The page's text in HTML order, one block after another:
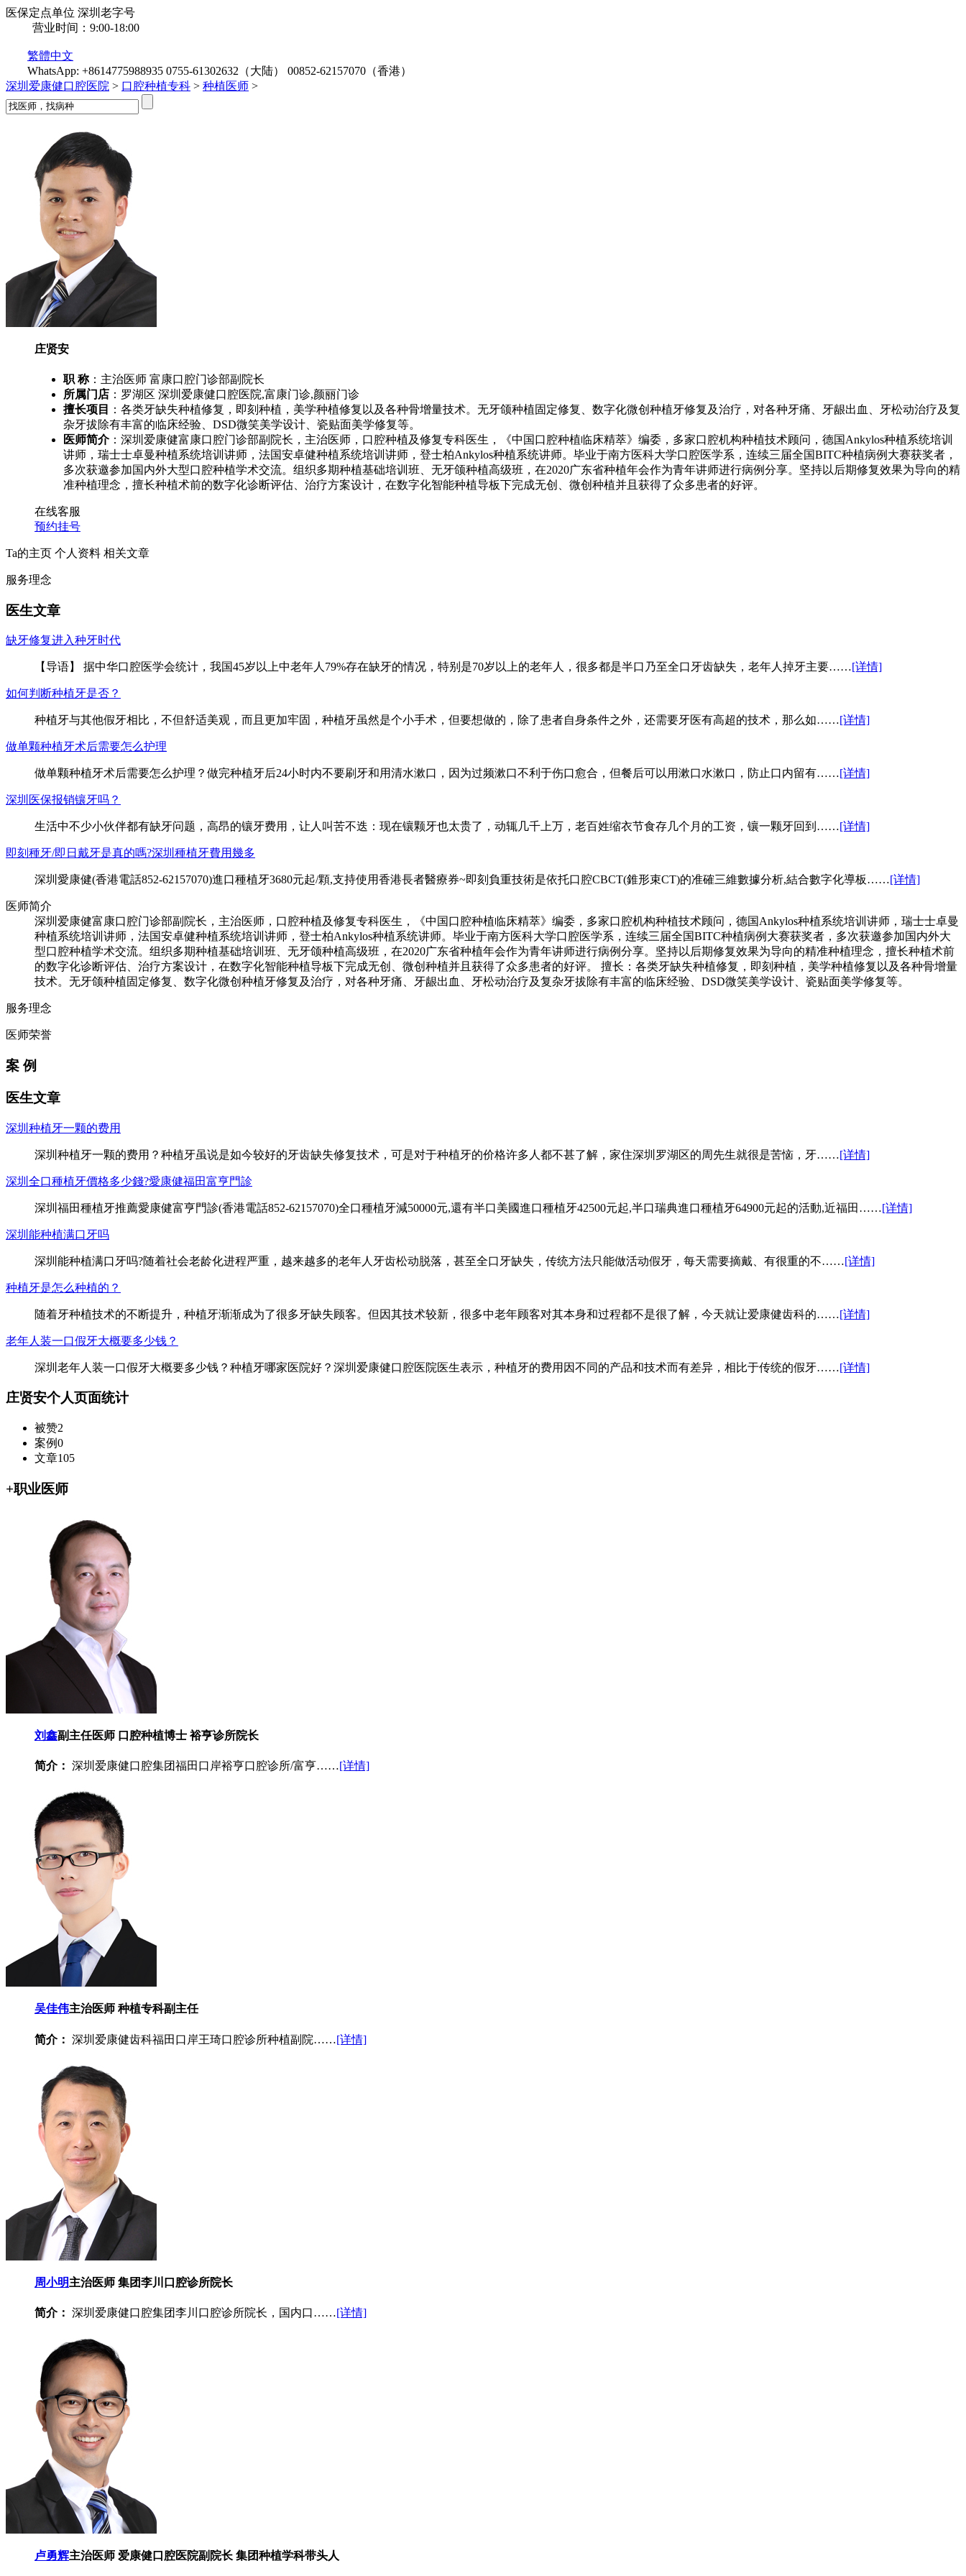
医保定点单位 深圳老字号
营业时间：9:00-18:00
繁體中文
WhatsApp: +8614775988935 0755-61302632（大陆）
00852-62157070（香港）
深圳爱康健口腔医院 > 口腔种植专科 > 种植医师 >
庄贤安
职 称：主治医师 富康口腔门诊部副院长
所属门店 ：罗湖区 深圳爱康健口腔医院,富康门诊,颜丽门诊
擅长项目
：各类牙缺失种植修复，即刻种植，美学种植修复以及各种骨增量技术。无牙颌种植固定修复、数字化微创种植牙修复及治疗，对各种牙痛、牙龈出血、牙松动治疗及复
杂牙拔除有丰富的临床经验、DSD微笑美学设计、瓷贴面美学修复等。
医师简介： 深圳爱康健富康口腔门诊部副院长，主治医师，口腔种植及修复专科医生，《中国口腔种植临床精萃》编委，多家口腔机构种植技术顾问，德国Ankylos种植系统培训
讲师，瑞士士卓曼种植系统培训讲师，法国安卓健种植系统培训讲师，登士柏Ankylos种植系统讲师。毕业于南方医科大学口腔医学系，连续三届全国BITC种植病例大赛获奖者，
多次获邀参加国内外大型口腔种植学术交流。组织多期种植基础培训班、无牙颌种植高级班，在2020广东省种植年会作为青年讲师进行病例分享。坚持以后期修复效果为导向的精
准种植理念，擅长种植术前的数字化诊断评估、治疗方案设计，在数字化智能种植导板下完成无创、微创种植并且获得了众多患者的好评。
在线客服
预约挂号
Ta的主页 个人资料 相关文章
服务理念
医生文章
缺牙修复进入种牙时代
【导语】 据中华口腔医学会统计，我国45岁以上中老年人79%存在缺牙的情况，特别是70岁以上的老年人，很多都是半口乃至全口牙齿缺失，老年人掉牙主要……[详情]
如何判断种植牙是否？
种植牙与其他假牙相比，不但舒适美观，而且更加牢固，种植牙虽然是个小手术，但要想做的，除了患者自身条件之外，还需要牙医有高超的技术，那么如……[详情]
做单颗种植牙术后需要怎么护理
做单颗种植牙术后需要怎么护理？做完种植牙后24小时内不要刷牙和用清水漱口，因为过频漱口不利于伤口愈合，但餐后可以用漱口水漱口，防止口内留有……[详情]
深圳医保报销镶牙吗？
生活中不少小伙伴都有缺牙问题，高昂的镶牙费用，让人叫苦不迭：现在镶颗牙也太贵了，动辄几千上万，老百姓缩衣节食存几个月的工资，镶一颗牙回到……[详情]
即刻種牙/即日戴牙是真的嗎?深圳種植牙費用幾多
深圳愛康健(香港電話852-62157070)進口種植牙3680元起/顆,支持使用香港長者醫療券~即刻負重技術是依托口腔CBCT(錐形束CT)的准確三維數據分析,結合數字化導板……[详情]
医师简介
深圳爱康健富康口腔门诊部副院长，主治医师，口腔种植及修复专科医生，《中国口腔种植临床精萃》编委，多家口腔机构种植技术顾问，德国Ankylos种植系统培训讲师，瑞士士卓曼
种植系统培训讲师，法国安卓健种植系统培训讲师，登士柏Ankylos种植系统讲师。毕业于南方医科大学口腔医学系，连续三届全国BITC种植病例大赛获奖者，多次获邀参加国内外大
型口腔种植学术交流。组织多期种植基础培训班、无牙颌种植高级班，在2020广东省种植年会作为青年讲师进行病例分享。坚持以后期修复效果为导向的精准种植理念，擅长种植术前
的数字化诊断评估、治疗方案设计，在数字化智能种植导板下完成无创、微创种植并且获得了众多患者的好评。 擅长：各类牙缺失种植修复，即刻种植，美学种植修复以及各种骨增量
技术。无牙颌种植固定修复、数字化微创种植牙修复及治疗，对各种牙痛、牙龈出血、牙松动治疗及复杂牙拔除有丰富的临床经验、DSD微笑美学设计、瓷贴面美学修复等。
服务理念
医师荣誉
案 例
医生文章
深圳种植牙一颗的费用
深圳种植牙一颗的费用？种植牙虽说是如今较好的牙齿缺失修复技术，可是对于种植牙的价格许多人都不甚了解，家住深圳罗湖区的周先生就很是苦恼，牙……[详情]
深圳全口種植牙價格多少錢?愛康健福田富亨門診
深圳福田種植牙推薦愛康健富亨門診(香港電話852-62157070)全口種植牙減50000元,還有半口美國進口種植牙42500元起,半口瑞典進口種植牙64900元起的活動,近福田……[详情]
深圳能种植满口牙吗
深圳能种植满口牙吗?随着社会老龄化进程严重，越来越多的老年人牙齿松动脱落，甚至全口牙缺失，传统方法只能做活动假牙，每天需要摘戴、有很重的不……[详情]
种植牙是怎么种植的？
随着牙种植技术的不断提升，种植牙渐渐成为了很多牙缺失顾客。但因其技术较新，很多中老年顾客对其本身和过程都不是很了解，今天就让爱康健齿科的……[详情]
老年人装一口假牙大概要多少钱？
深圳老年人装一口假牙大概要多少钱？种植牙哪家医院好？深圳爱康健口腔医院医生表示，种植牙的费用因不同的产品和技术而有差异，相比于传统的假牙……[详情]
庄贤安个人页面统计
被赞2
案例0
文章105
+职业医师
刘鑫副主任医师 口腔种植博士 裕亨诊所院长
简介： 深圳爱康健口腔集团福田口岸裕亨口腔诊所/富亨……[详情]
吴佳伟主治医师 种植专科副主任
简介： 深圳爱康健齿科福田口岸王琦口腔诊所种植副院……[详情]
周小明主治医师 集团李川口腔诊所院长
简介： 深圳爱康健口腔集团李川口腔诊所院长，国内口……[详情]
卢勇辉主治医师 爱康健口腔医院副院长 集团种植学科带头人